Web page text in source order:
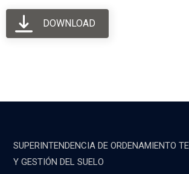
DOWNLOAD
SUPERINTENDENCIA DE ORDENAMIENTO
Y GESTIÓN DEL SUELO